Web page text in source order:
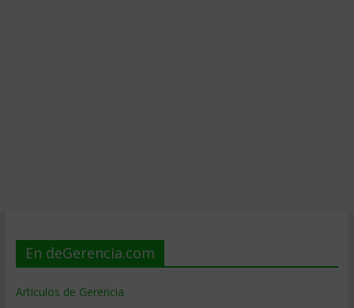
En deGerencia.com
Artículos de Gerencia